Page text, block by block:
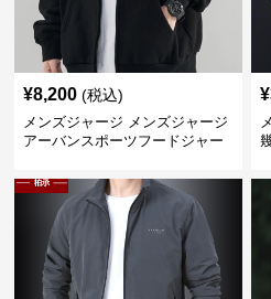
¥8,200 (税込)
メンズジャージ メンズジャージ
アーバンスポーツフードジャー
¥